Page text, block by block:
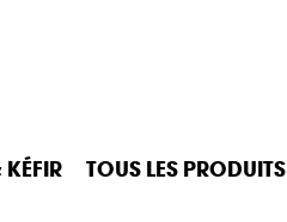
TOUS LES PRODUITS